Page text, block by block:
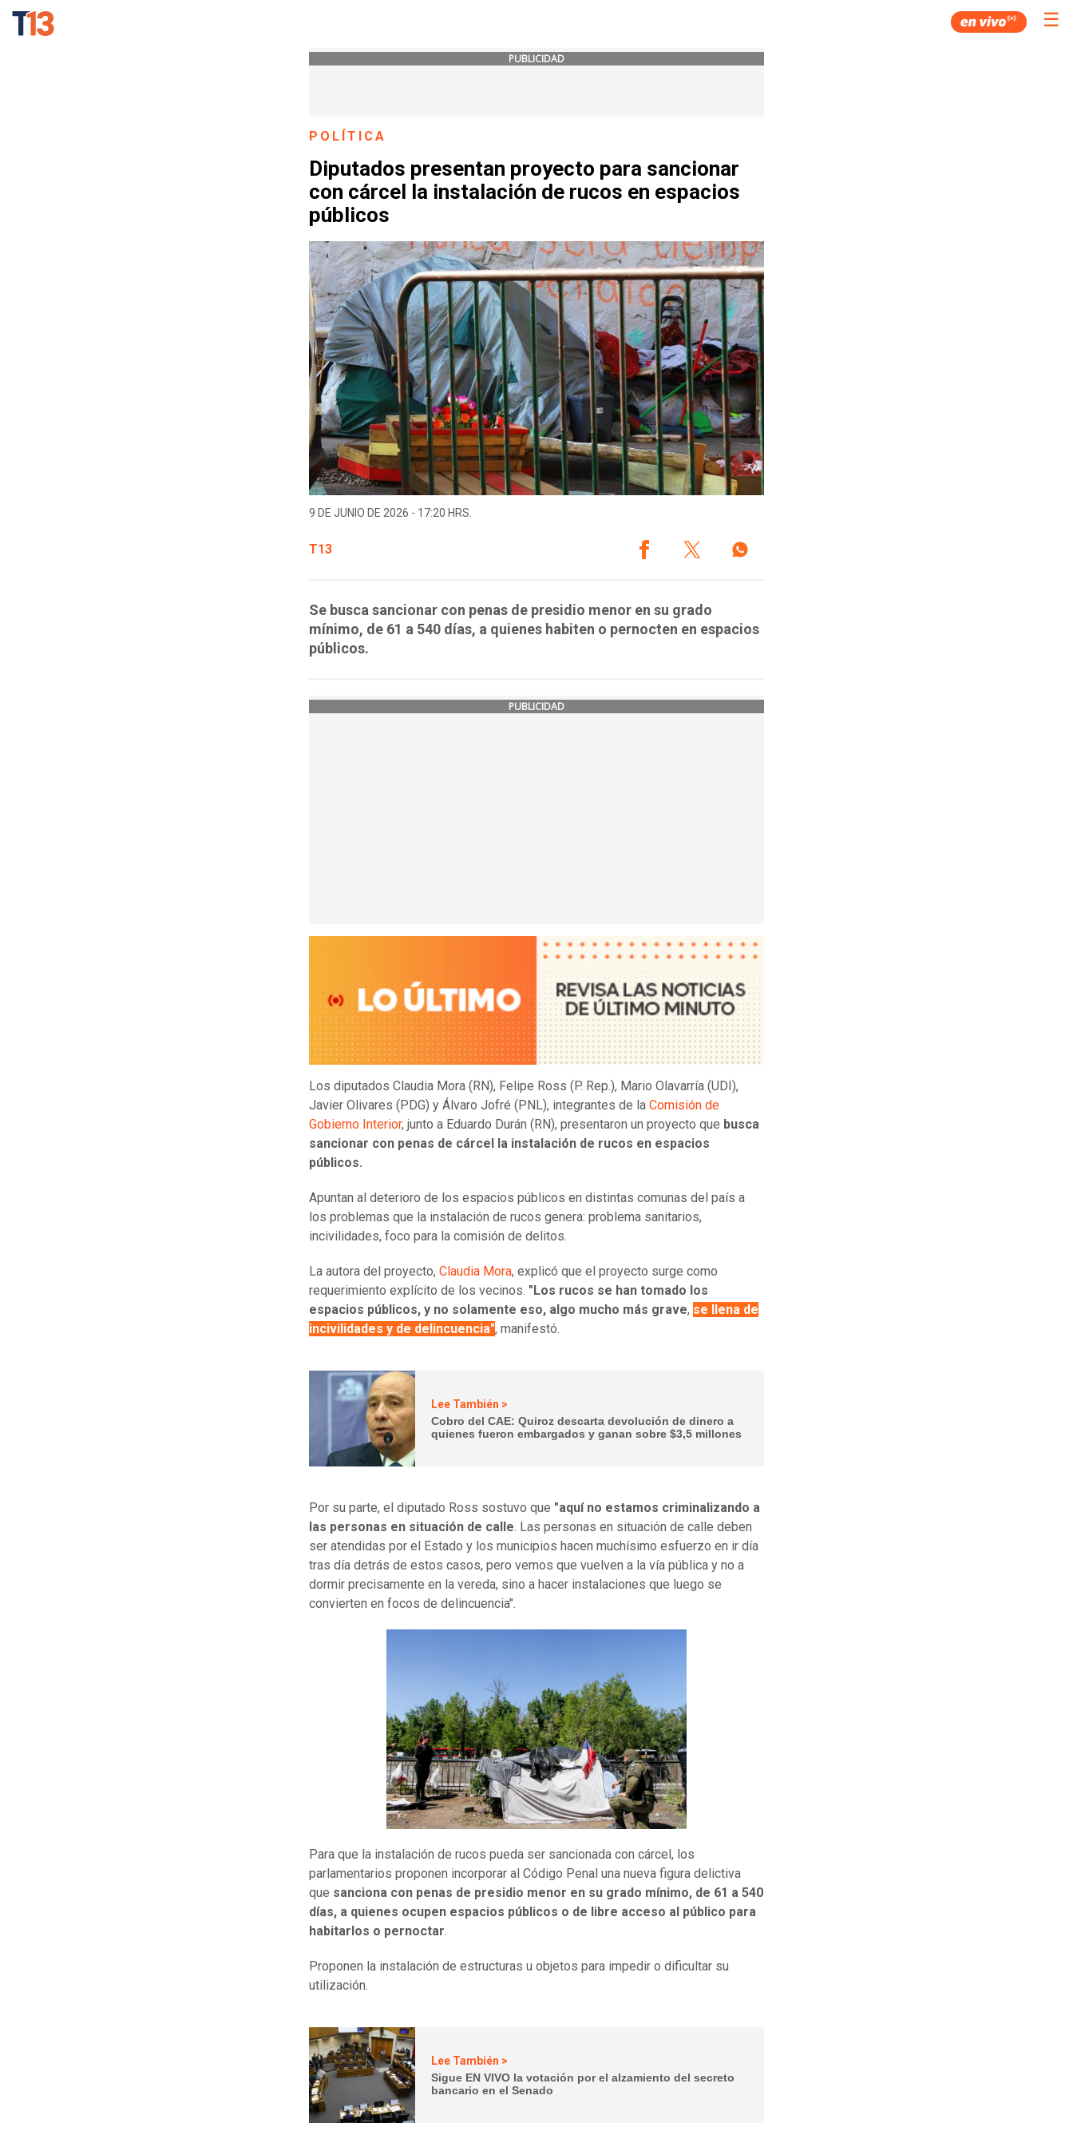
☰
PUBLICIDAD
POLÍTICA
Diputados presentan proyecto para sancionar
con cárcel la instalación de rucos en espacios
públicos
9 DE JUNIO DE 2026 - 17:20 HRS.
T13
Se busca sancionar con penas de presidio menor en su grado
mínimo, de 61 a 540 días, a quienes habiten o pernocten en espacios
públicos.
PUBLICIDAD
Los diputados Claudia Mora (RN), Felipe Ross (P. Rep.), Mario Olavarría (UDI),
Javier Olivares (PDG) y Álvaro Jofré (PNL), integrantes de la Comisión de
Gobierno Interior, junto a Eduardo Durán (RN), presentaron un proyecto que busca
sancionar con penas de cárcel la instalación de rucos en espacios
públicos.
Apuntan al deterioro de los espacios públicos en distintas comunas del país a
los problemas que la instalación de rucos genera: problema sanitarios,
incivilidades, foco para la comisión de delitos.
La autora del proyecto, Claudia Mora, explicó que el proyecto surge como
requerimiento explícito de los vecinos. "Los rucos se han tomado los
espacios públicos, y no solamente eso, algo mucho más grave, se llena de
incivilidades y de delincuencia", manifestó.
Lee También >
Cobro del CAE: Quiroz descarta devolución de dinero a
quienes fueron embargados y ganan sobre $3,5 millones
Por su parte, el diputado Ross sostuvo que "aquí no estamos criminalizando a
las personas en situación de calle. Las personas en situación de calle deben
ser atendidas por el Estado y los municipios hacen muchísimo esfuerzo en ir día
tras día detrás de estos casos, pero vemos que vuelven a la vía pública y no a
dormir precisamente en la vereda, sino a hacer instalaciones que luego se
convierten en focos de delincuencia".
Para que la instalación de rucos pueda ser sancionada con cárcel, los
parlamentarios proponen incorporar al Código Penal una nueva figura delictiva
que sanciona con penas de presidio menor en su grado mínimo, de 61 a 540
días, a quienes ocupen espacios públicos o de libre acceso al público para
habitarlos o pernoctar.
Proponen la instalación de estructuras u objetos para impedir o dificultar su
utilización.
Lee También >
Sigue EN VIVO la votación por el alzamiento del secreto
bancario en el Senado